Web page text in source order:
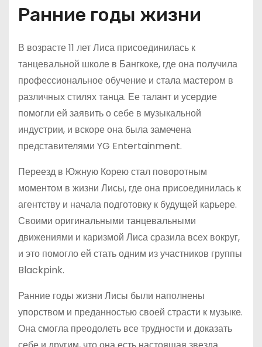
Ранние годы жизни
В возрасте 11 лет Лиса присоединилась к
танцевальной школе в Бангкоке, где она получила
профессиональное обучение и стала мастером в
различных стилях танца. Ее талант и усердие
помогли ей заявить о себе в музыкальной
индустрии, и вскоре она была замечена
представителями YG Entertainment.
Переезд в Южную Корею стал поворотным
моментом в жизни Лисы, где она присоединилась к
агентству и начала подготовку к будущей карьере.
Своими оригинальными танцевальными
движениями и каризмой Лиса сразила всех вокруг,
и это помогло ей стать одним из участников группы
Blackpink.
Ранние годы жизни Лисы были наполнены
упорством и преданностью своей страсти к музыке.
Она смогла преодолеть все трудности и доказать